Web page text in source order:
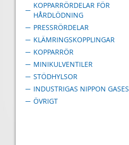
KOPPARRÖRDELAR FÖR
HÅRDLÖDNING
PRESSRÖRDELAR
KLÄMRINGSKOPPLINGAR
KOPPARRÖR
MINIKULVENTILER
STÖDHYLSOR
INDUSTRIGAS NIPPON GASES
ÖVRIGT